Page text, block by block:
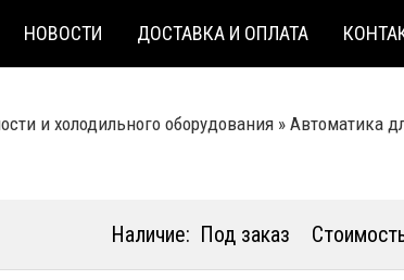
НОВОСТИ ДОСТАВКА И ОПЛАТА
и холодильного оборудования » Автоматика
Наличие: Под заказ